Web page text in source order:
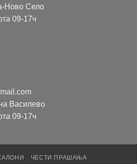
Ново Село
09-17ч
Василево
09-17ч
ЧЕСТИ ПРАШАЊА